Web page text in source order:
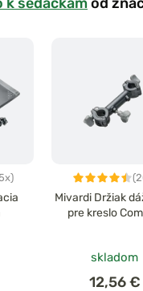
Mivardi Držiak
pre kreslo
skladom
12,56 €